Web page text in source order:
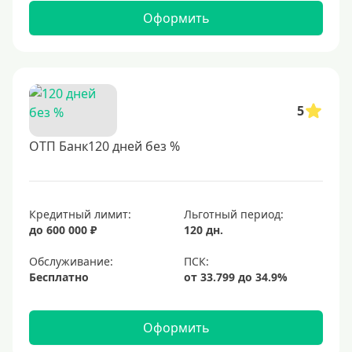
Оформить
5
ОТП Банк120 дней без %
Кредитный лимит:
до 600 000 ₽
Льготный период:
120 дн.
Обслуживание:
Бесплатно
Оформить